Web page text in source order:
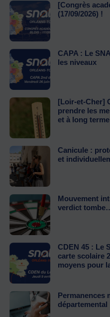
[Congrès
(17/09/2026) !
CAPA : Le
les niveaux
[Loir-et-Cher]
prendre les
et à long terme
Canicule :
et
Mouvement
verdict
CDEN 45 : Le
carte scolaire
moyens pour
Permanences
départemental